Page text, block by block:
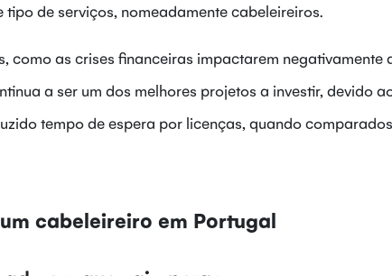
de serviços, nomeadamente cabeleireiros.
como as crises financeiras impactarem negativamente
a ser um dos melhores projetos a investir, devido
tempo de espera por licenças, quando
cabeleireiro em Portugal